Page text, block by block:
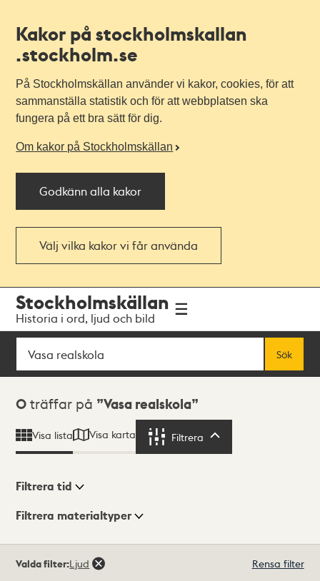
Kakor på stockholmskallan
.stockholm.se
På Stockholmskällan använder vi kakor, cookies, för att
sammanställa statistik och för att webbplatsen ska
fungera på ett bra sätt för dig.
Om kakor på Stockholmskällan
Godkänn alla kakor
Välj vilka kakor vi får använda
navigationen
huvudinnehållet
Stockholmskällan
Historia i ord, ljud och bild
Sök
Sök
Sökresultat
0 träffar på Vasa realskola
Visa lista Visa karta Filtrera
Visningsläge
Filtrera tid
Filtrera materialtyper
träffar
Valda filter:Ljud Rensa filter